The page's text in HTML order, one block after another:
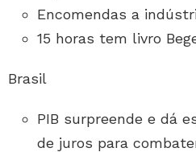
Encomendas a
15 horas tem livro
Brasil
PIB surpreende e dá
de juros para